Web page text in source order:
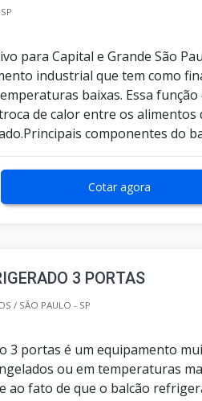
para Capital e Grande São
industrial que tem como
baixas. Essa
de calor entre os alimentos
componentes do
Cotar agora
3 PORTAS
/ SÃO PAULO - SP
3 portas é um equipamento
ou em temperaturas
ao fato de que o balcão